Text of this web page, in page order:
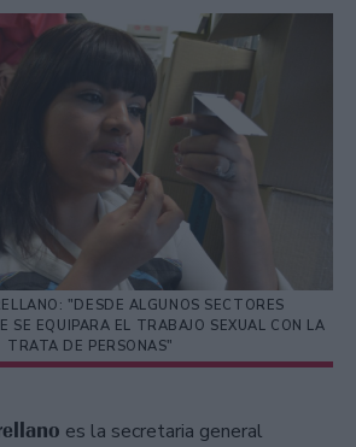
"DESDE ALGUNOS SECTORES
SE EQUIPARA EL TRABAJO SEXUAL CON LA
TRATA DE PERSONAS"
es la secretaria general